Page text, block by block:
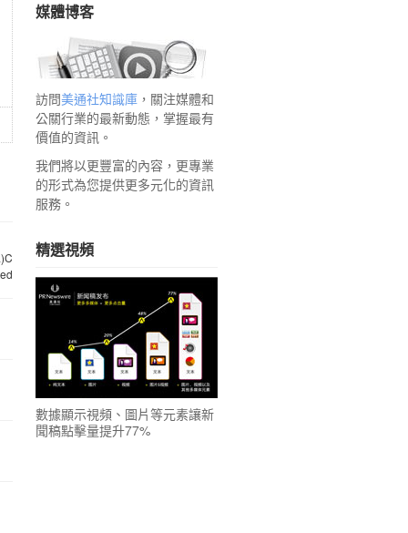
媒體博客
訪問美通社知識庫，關注媒體和
公關行業的最新動態，掌握最有
價值的資訊。
我們將以更豐富的內容，更專業
的形式為您提供更多元化的資訊
服務。
精選視頻
數據顯示視頻、圖片等元素讓新
聞稿點擊量提升77%